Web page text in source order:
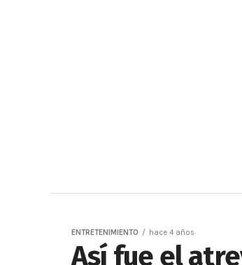
ENTRETENIMIENTO hace 4 años
Así fue el